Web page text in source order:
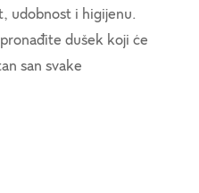
udobnost i higijenu.
dušek koji će
san svake